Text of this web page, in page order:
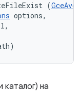
(
options,
каталог) на